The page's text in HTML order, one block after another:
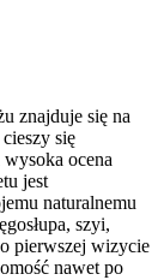
znajduje się na
się
ocena
jest
naturalnemu
szyi,
pierwszej wizycie
nawet po